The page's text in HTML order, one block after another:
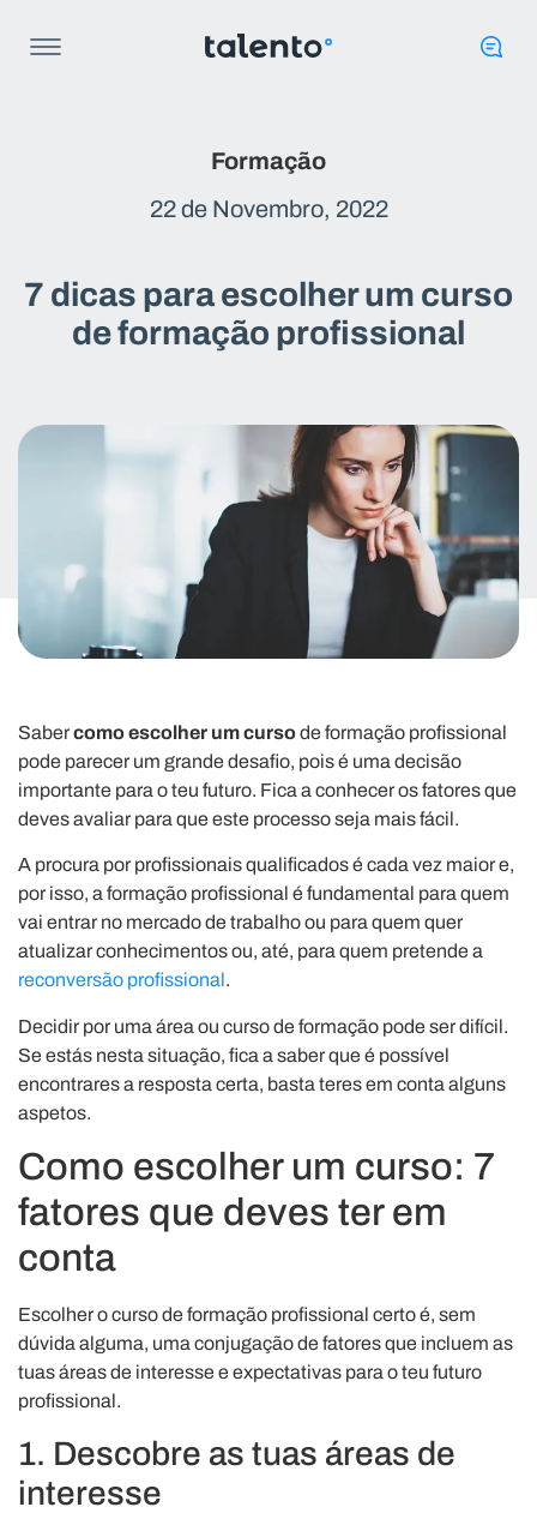
Formação
22 de Novembro, 2022
7 dicas para escolher um curso
de formação profissional
Sabercomo escolher um cursode formação profissional
pode parecer um grande desafio, pois é uma decisão
importante para o teu futuro. Fica a conhecer os fatores que
deves avaliar para que este processo seja mais fácil.
A procura por profissionais qualificados é cada vez maior e,
por isso, a formação profissional é fundamental para quem
vai entrar no mercado de trabalho ou para quem quer
atualizar conhecimentos ou, até, para quem pretende a
reconversão profissional.
Decidir por uma área ou curso de formação pode ser difícil.
Se estás nesta situação, fica a saber que é possível
encontrares a resposta certa, basta teres em conta alguns
aspetos.
Como escolher um curso: 7
fatores que deves ter em
conta
Escolher o curso de formação profissional certo é, sem
dúvida alguma, uma conjugação de fatores que incluem as
tuas áreas de interesse e expectativas para o teu futuro
profissional.
1. Descobre as tuas áreas de
interesse